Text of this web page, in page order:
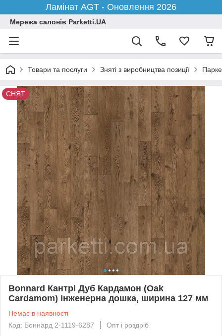
Ламінат AGT - Оновлення 2026
Мережа салонів Parketti.UA
Товари та послуги Зняті з виробництва позиції
СНЯТ
Bonnard Кантрі Дуб Кардамон (Oak
Cardamom) інженерна дошка, ширина 127 мм
Немає в наявності
Код: Боннард 2-1119-6287
Опт і роздріб